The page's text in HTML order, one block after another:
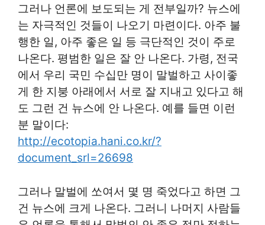
그러나 언론에 보도되는 게 전부일까? 뉴스에
는 자극적인 것들이 나오기 마련이다. 아주 불
행한 일, 아주 좋은 일 등 극단적인 것이 주로
나온다. 평범한 일은 잘 안 나온다. 가령, 전국
에서 우리 국민 수십만 명이 말벌하고 사이좋
게 한 지붕 아래에서 서로 잘 지내고 있다고 해
도 그런 건 뉴스에 안 나온다. 예를 들면 이런
분 말이다:
http://ecotopia.hani.co.kr/?
document_srl=26698
그러나 말벌에 쏘여서 몇 명 죽었다고 하면 그
건 뉴스에 크게 나온다. 그러니 나머지 사람들